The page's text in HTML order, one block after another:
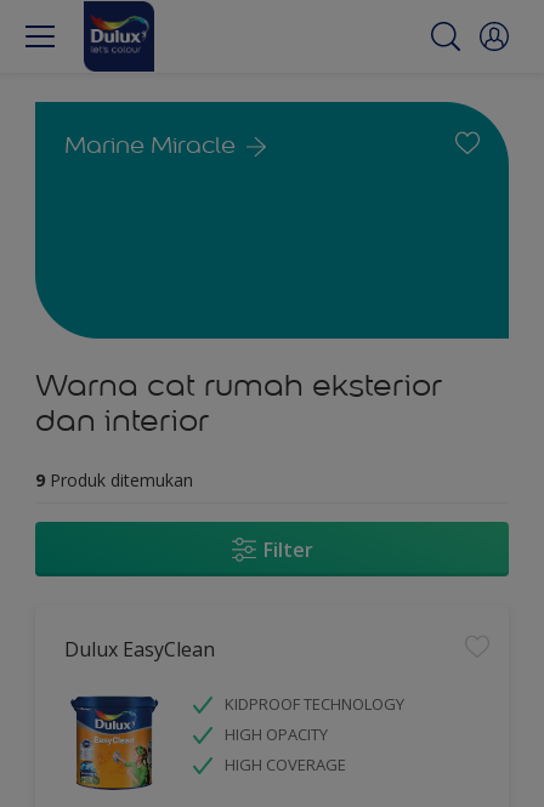
Marine Miracle
Warna cat rumah eksterior
dan interior
9 Produk ditemukan
Filter
Dulux EasyClean
KIDPROOF TECHNOLOGY
HIGH OPACITY
HIGH COVERAGE